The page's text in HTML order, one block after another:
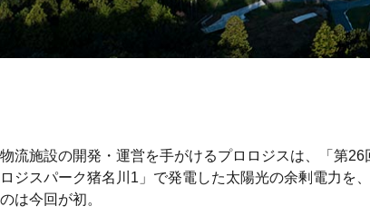
物流施設の開発・運営を手がけるプロロジスは、「第
ロジスパーク猪名川1」で発電した太陽光の余剰電力を
のは今回が初。